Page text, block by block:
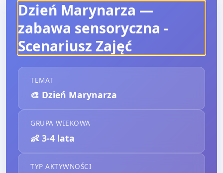
Dzień Marynarza —
zabawa sensoryczna -
Scenariusz Zajęć
TEMAT
🎨 Dzień Marynarza
GRUPA WIEKOWA
👶 3-4 lata
TYP AKTYWNOŚCI